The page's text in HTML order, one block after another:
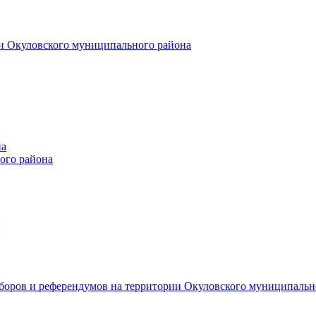
муниципального района
района
и референдумов на территории Окуловского